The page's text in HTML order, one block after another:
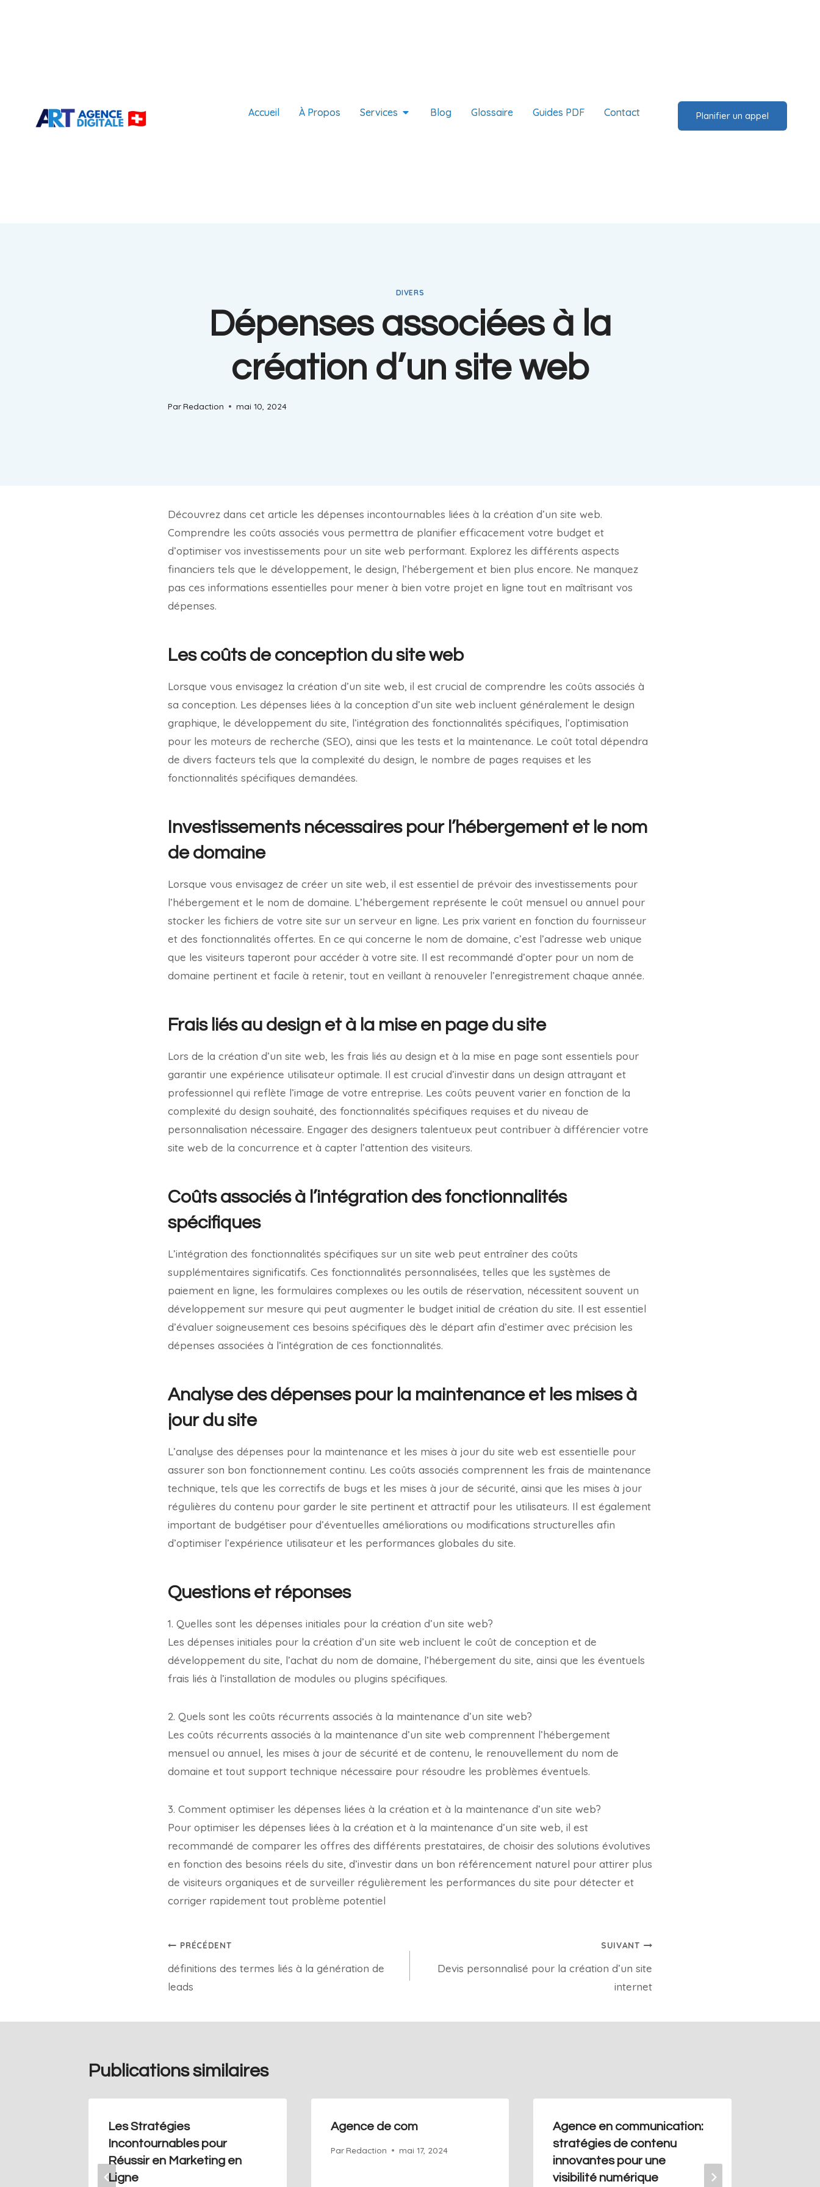
Accueil À Propos Services Blog Glossaire Guides PDF Contact Planifier un appel
DIVERS
Dépenses associées à la
création d’un site web
ParRedaction mai 10, 2024
Découvrez dans cet article les dépenses incontournables liées à la création d’un site web.
Comprendre les coûts associés vous permettra de planifier efficacement votre budget et
d’optimiser vos investissements pour un site web performant. Explorez les différents aspects
financiers tels que le développement, le design, l’hébergement et bien plus encore. Ne manquez
pas ces informations essentielles pour mener à bien votre projet en ligne tout en maîtrisant vos
dépenses.
Les coûts de conception du site web
Lorsque vous envisagez la création d’un site web, il est crucial de comprendre les coûts associés à
sa conception. Les dépenses liées à la conception d’un site web incluent généralement le design
graphique, le développement du site, l’intégration des fonctionnalités spécifiques, l’optimisation
pour les moteurs de recherche (SEO), ainsi que les tests et la maintenance. Le coût total dépendra
de divers facteurs tels que la complexité du design, le nombre de pages requises et les
fonctionnalités spécifiques demandées.
Investissements nécessaires pour l’hébergement et le nom
de domaine
Lorsque vous envisagez de créer un site web, il est essentiel de prévoir des investissements pour
l’hébergement et le nom de domaine. L’hébergement représente le coût mensuel ou annuel pour
stocker les fichiers de votre site sur un serveur en ligne. Les prix varient en fonction du fournisseur
et des fonctionnalités offertes. En ce qui concerne le nom de domaine, c’est l’adresse web unique
que les visiteurs taperont pour accéder à votre site. Il est recommandé d’opter pour un nom de
domaine pertinent et facile à retenir, tout en veillant à renouveler l’enregistrement chaque année.
Frais liés au design et à la mise en page du site
Lors de la création d’un site web, les frais liés au design et à la mise en page sont essentiels pour
garantir une expérience utilisateur optimale. Il est crucial d’investir dans un design attrayant et
professionnel qui reflète l’image de votre entreprise. Les coûts peuvent varier en fonction de la
complexité du design souhaité, des fonctionnalités spécifiques requises et du niveau de
personnalisation nécessaire. Engager des designers talentueux peut contribuer à différencier votre
site web de la concurrence et à capter l’attention des visiteurs.
Coûts associés à l’intégration des fonctionnalités
spécifiques
L’intégration des fonctionnalités spécifiques sur un site web peut entraîner des coûts
supplémentaires significatifs. Ces fonctionnalités personnalisées, telles que les systèmes de
paiement en ligne, les formulaires complexes ou les outils de réservation, nécessitent souvent un
développement sur mesure qui peut augmenter le budget initial de création du site. Il est essentiel
d’évaluer soigneusement ces besoins spécifiques dès le départ afin d’estimer avec précision les
dépenses associées à l’intégration de ces fonctionnalités.
Analyse des dépenses pour la maintenance et les mises à
jour du site
L’analyse des dépenses pour la maintenance et les mises à jour du site web est essentielle pour
assurer son bon fonctionnement continu. Les coûts associés comprennent les frais de maintenance
technique, tels que les correctifs de bugs et les mises à jour de sécurité, ainsi que les mises à jour
régulières du contenu pour garder le site pertinent et attractif pour les utilisateurs. Il est également
important de budgétiser pour d’éventuelles améliorations ou modifications structurelles afin
d’optimiser l’expérience utilisateur et les performances globales du site.
Questions et réponses
1. Quelles sont les dépenses initiales pour la création d’un site web?
Les dépenses initiales pour la création d’un site web incluent le coût de conception et de
développement du site, l’achat du nom de domaine, l’hébergement du site, ainsi que les éventuels
frais liés à l’installation de modules ou plugins spécifiques.
2. Quels sont les coûts récurrents associés à la maintenance d’un site web?
Les coûts récurrents associés à la maintenance d’un site web comprennent l’hébergement
mensuel ou annuel, les mises à jour de sécurité et de contenu, le renouvellement du nom de
domaine et tout support technique nécessaire pour résoudre les problèmes éventuels.
3. Comment optimiser les dépenses liées à la création et à la maintenance d’un site web?
Pour optimiser les dépenses liées à la création et à la maintenance d’un site web, il est
recommandé de comparer les offres des différents prestataires, de choisir des solutions évolutives
en fonction des besoins réels du site, d’investir dans un bon référencement naturel pour attirer plus
de visiteurs organiques et de surveiller régulièrement les performances du site pour détecter et
corriger rapidement tout problème potentiel
PRÉCÉDENT
définitions des termes liés à la génération de
leads
SUIVANT
Devis personnalisé pour la création d’un site
internet
Publications similaires
Les Stratégies
Incontournables pour
Réussir en Marketing en
Ligne
Agence de com
Par Redaction mai 17, 2024
Agence en communication:
stratégies de contenu
innovantes pour une
visibilité numérique